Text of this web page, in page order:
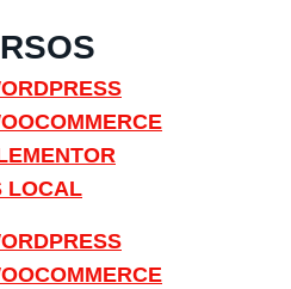
LOCAL